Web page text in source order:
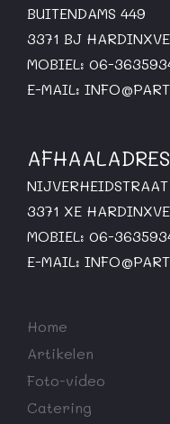
BUITENDAMS 449
3371 BJ
MOBIEL: 06-
E-MAIL:
AFHAALADRES
NIJVERHEIDSTRAAT
3371 XE
MOBIEL: 06-
E-MAIL:
Home
Artikelen
Foto-video
Catering